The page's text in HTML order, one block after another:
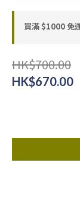
買滿 $1000 免
HK$700.00
HK$670.00